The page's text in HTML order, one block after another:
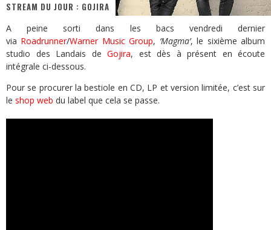
STREAM DU JOUR : GOJIRA
A peine sorti dans les bacs vendredi dernier
via Roadrunner/Warner Music Group, ‘Magma’, le sixième album
studio des Landais de Gojira, est dès à présent en écoute
intégrale ci-dessous.
Pour se procurer la bestiole en CD, LP et version limitée, c’est sur
le shop web du label que cela se passe.